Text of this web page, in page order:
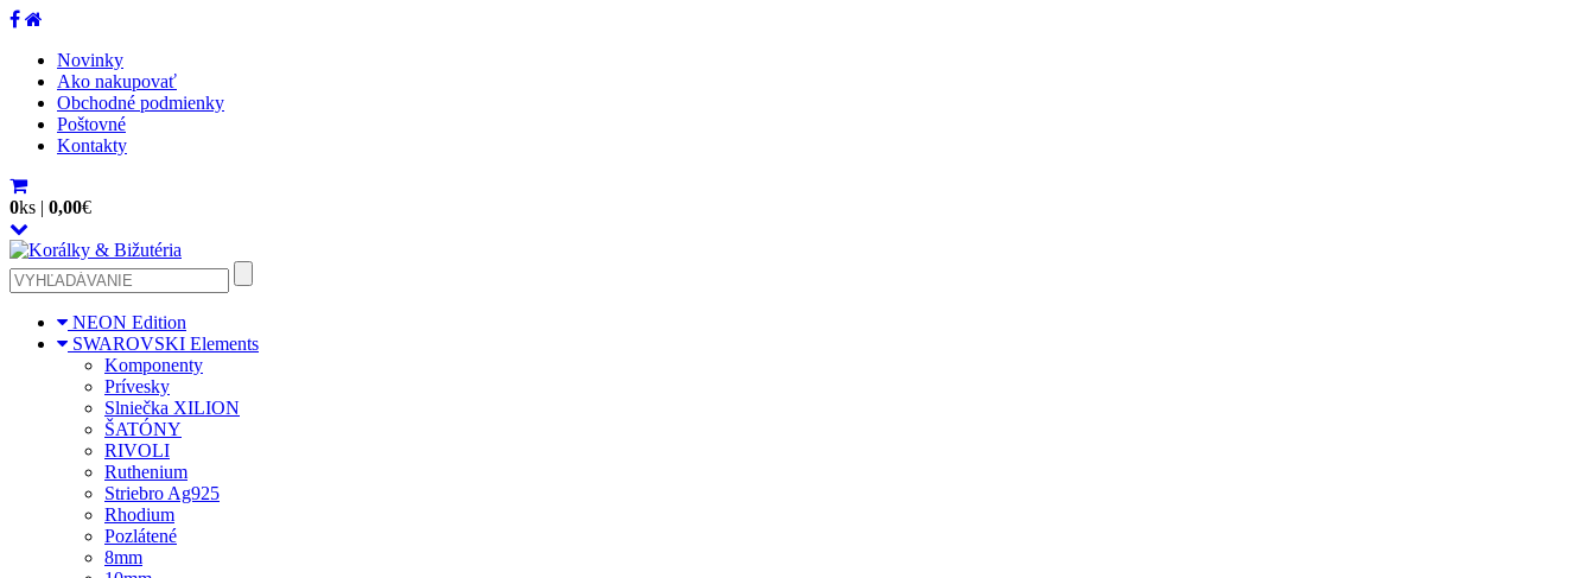
Novinky
Ako nakupovať
Obchodné podmienky
Poštovné
Kontakty
0ks | 0,00€
NEON Edition
SWAROVSKI Elements
Komponenty
Prívesky
Slniečka XILION
ŠATÓNY
RIVOLI
Ruthenium
Striebro Ag925
Rhodium
Pozlátené
8mm